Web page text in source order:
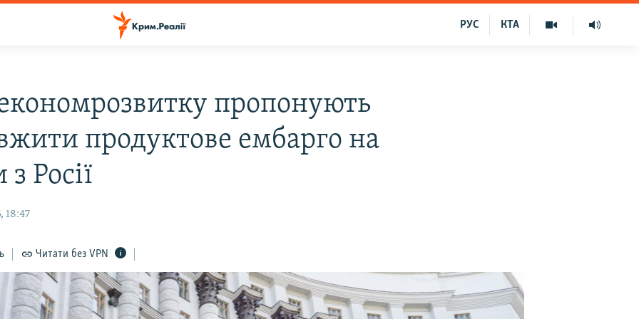
КТА
РУС
пропонують
продуктове ембарго на
Росії
18:47
Читати без VPN